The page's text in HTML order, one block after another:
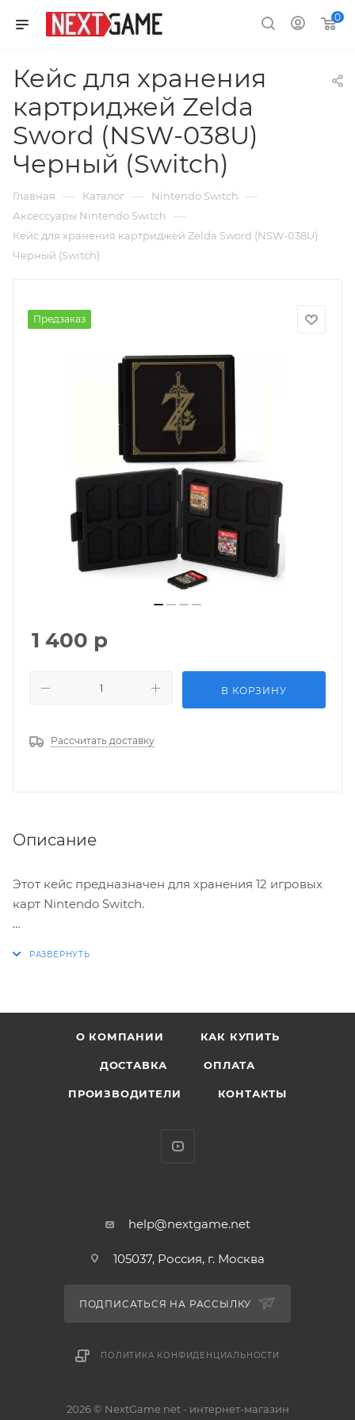
0
Кейс для хранения
картриджей Zelda
Sword (NSW-038U)
Черный (Switch)
Главная — Каталог — Nintendo Switch —
Аксессуары Nintendo Switch —
Кейс для хранения картриджей Zelda Sword (NSW-038U)
Черный (Switch)
Предзаказ
1 400 р
В КОРЗИНУ
Рассчитать доставку
Описание
Этот кейс предназначен для хранения 12 игровых
карт Nintendo Switch.
О КОМПАНИИ КАК КУПИТЬ
ДОСТАВКА ОПЛАТА
ПРОИЗВОДИТЕЛИ КОНТАКТЫ
help@nextgame.net
105037, Россия, г. Москва
ПОДПИСАТЬСЯ НА РАССЫЛКУ
ПОЛИТИКА КОНФИДЕНЦИАЛЬНОСТИ
2026 © NextGame.net - интернет-магазин